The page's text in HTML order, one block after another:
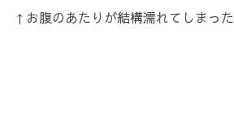
↑お腹のあたりが結構濡れてしまった